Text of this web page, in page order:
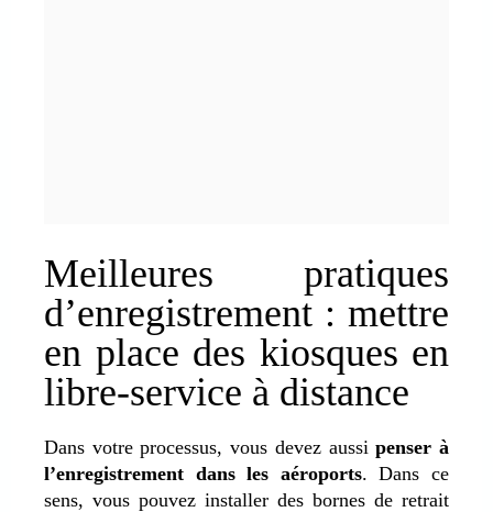
Meilleures pratiques
d’enregistrement : mettre
en place des kiosques en
libre-service à distance
Dans votre processus, vous devez aussipenser à
l’enregistrement dans les aéroports. Dans ce
sens, vous pouvez installer des bornes de retrait